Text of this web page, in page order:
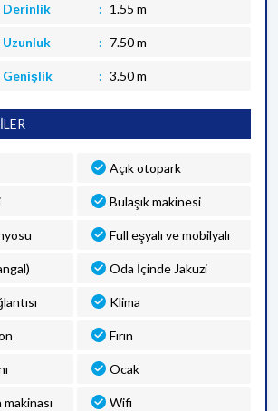
Derinlik 1.55 m
Uzunluk 7.50 m
Genişlik 3.50 m
Açık otopark
Bulaşık makinesi
Full eşyalı ve mobilyalı
Oda İçinde Jakuzi
Klima
Fırın
Ocak
Wifi